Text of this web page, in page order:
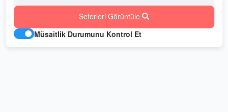
Seferleri Görüntüle
Müsaitlik Durumunu Kontrol Et